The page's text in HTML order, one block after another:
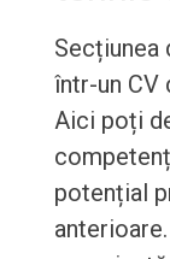
Secțiunea
într-un CV
Aici poți
potențial